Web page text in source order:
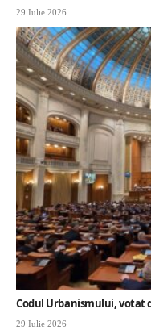
29 Iulie 2026
Codul Urbanismului, votat
29 Iulie 2026